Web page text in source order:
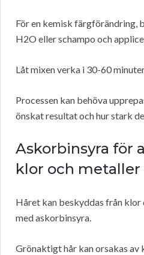
För en kemisk färgförändring,
H2O eller schampo och
Låt mixen verka i 30-60
Processen kan behöva
önskat resultat och hur stark
Askorbinsyra för
klor och
Håret kan beskyddas från
med askorbinsyra.
Grönaktigt hår kan orsakas